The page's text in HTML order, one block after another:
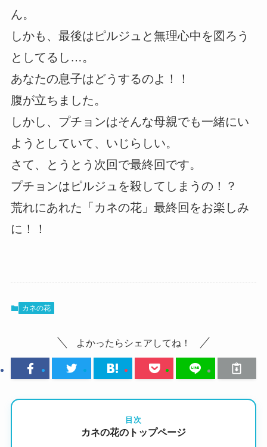
ん。
しかも、最後はピルジュと無理心中を図ろう
としてるし…。
あなたの息子はどうするのよ！！
腹が立ちました。
しかし、プチョンはそんな母親でも一緒にい
ようとしていて、いじらしい。
さて、とうとう次回で最終回です。
プチョンはピルジュを殺してしまうの！？
荒れにあれた「カネの花」最終回をお楽しみ
に！！
カネの花
よかったらシェアしてね！
目次
カネの花のトップページ